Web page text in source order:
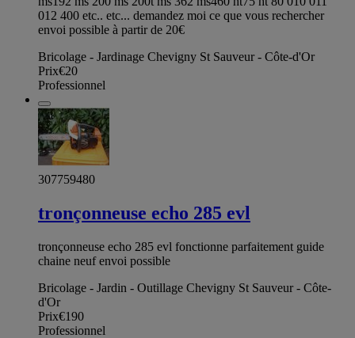
012 400 etc.. etc... demandez moi ce que vous rechercher
envoi possible à partir de 20€
Bricolage - Jardinage Chevigny St Sauveur - Côte-d'Or
Prix€20
Professionnel
307759480
tronçonneuse echo 285 evl
tronçonneuse echo 285 evl fonctionne parfaitement guide
chaine neuf envoi possible
Bricolage - Jardin - Outillage Chevigny St Sauveur - Côte-
d'Or
Prix€190
Professionnel